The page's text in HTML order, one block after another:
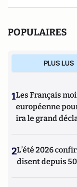
POPULAIRES
PLUS LUS
1Les Français
européenne
ira le grand
2L’été 2026
disent depuis